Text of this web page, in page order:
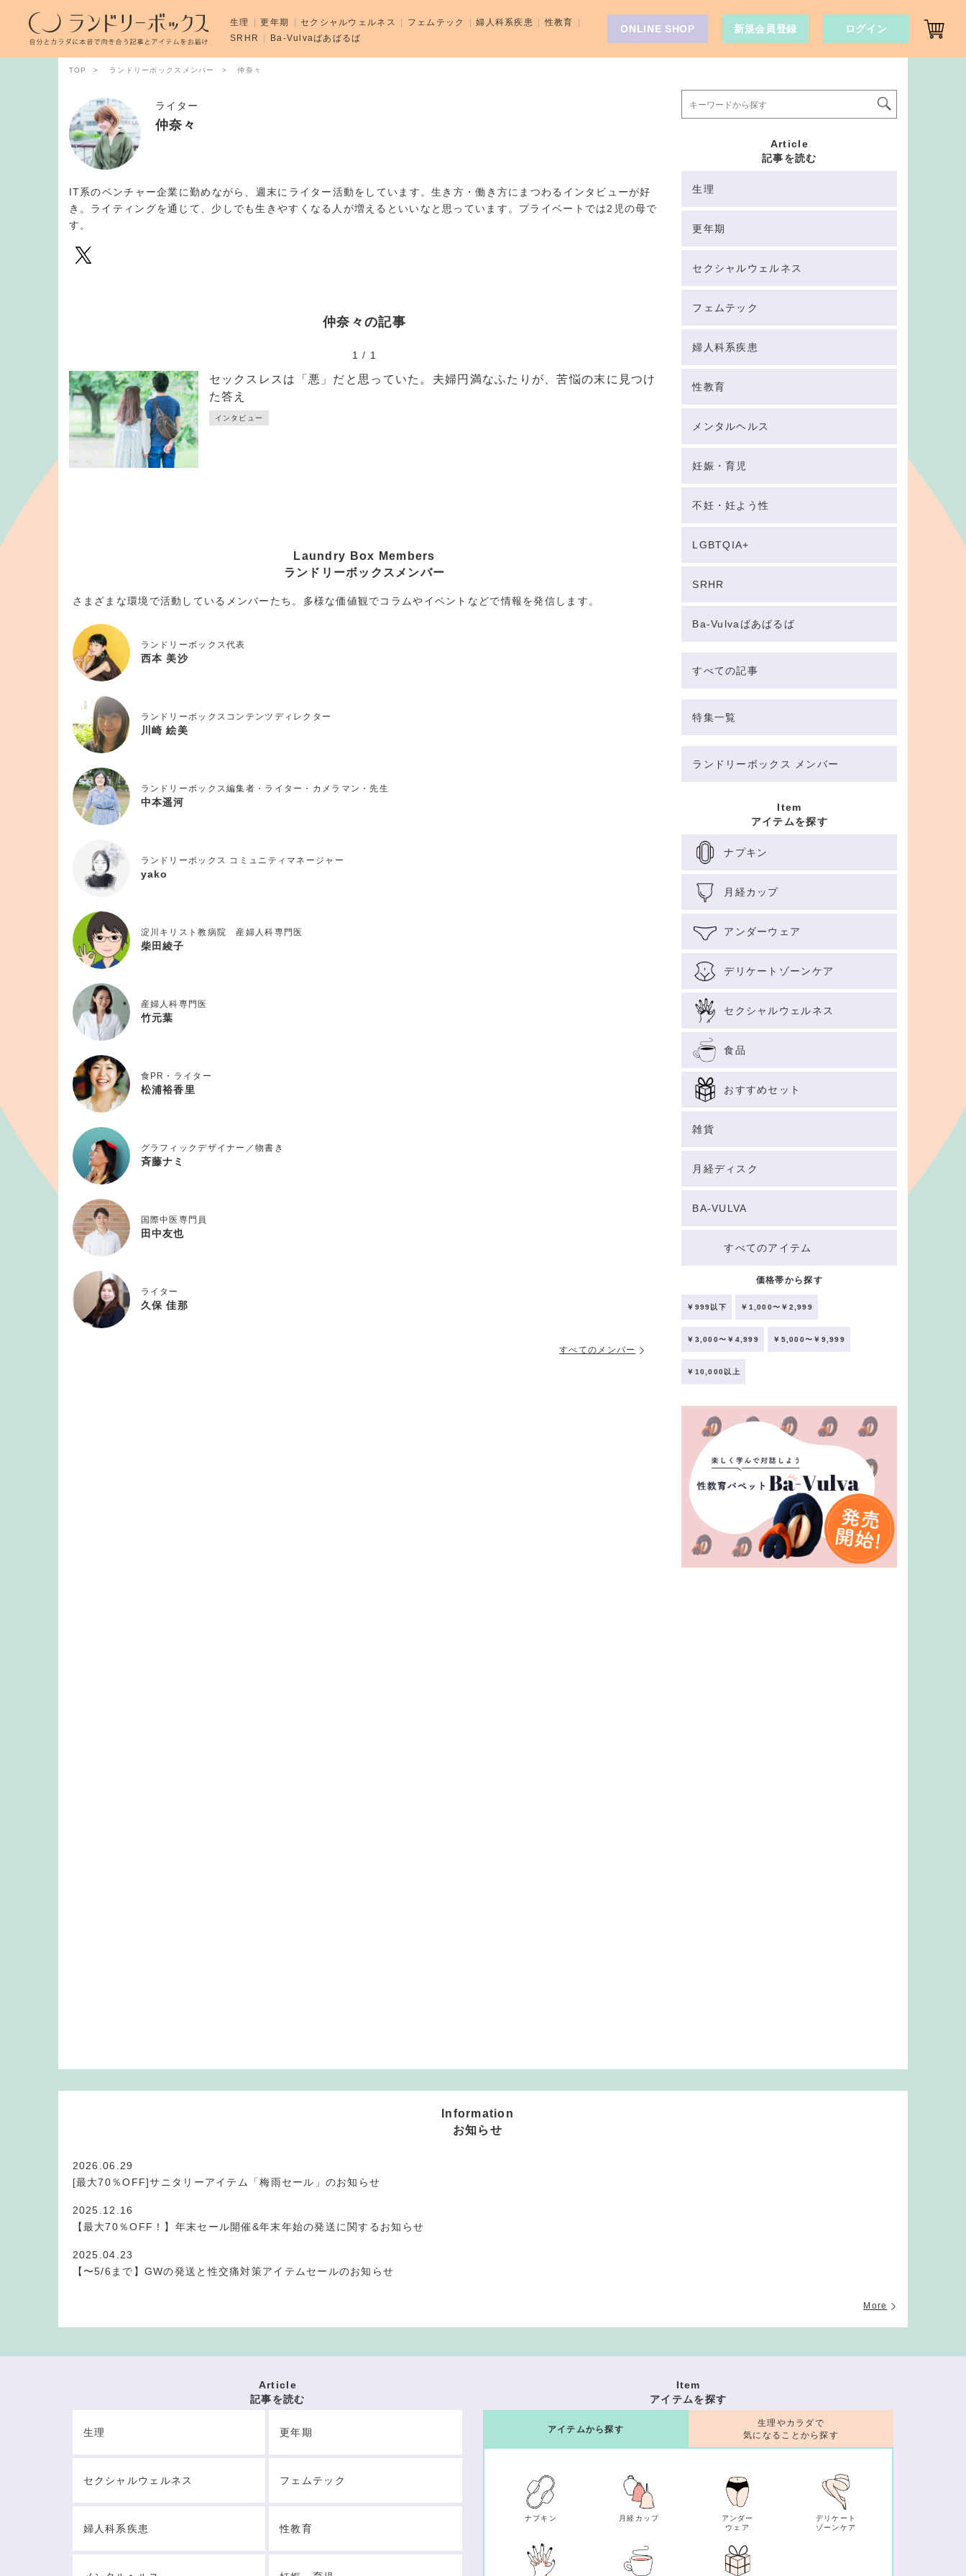
TOP ランドリーボックスメンバー 仲奈々
ライター
仲奈々
IT系のベンチャー企業に勤めながら、週末にライター活動をしています。生き方・働き方にまつわるインタビューが好
き。ライティングを通じて、少しでも生きやすくなる人が増えるといいなと思っています。プライベートでは2児の母で
す。
仲奈々の記事
1 / 1
セックスレスは「悪」だと思っていた。夫婦円満なふたりが、苦悩の末に見つけ
た答え
インタビュー
Laundry Box Members
ランドリーボックスメンバー
さまざまな環境で活動しているメンバーたち。多様な価値観でコラムやイベントなどで情報を発信します。
ランドリーボックス代表
西本 美沙
ランドリーボックスコンテンツディレクター
川崎 絵美
ランドリーボックス編集者・ライター・カメラマン・先生
中本遥河
ランドリーボックス コミュニティマネージャー
yako
淀川キリスト教病院 産婦人科専門医
柴田綾子
産婦人科専門医
竹元葉
食PR・ライター
松浦裕香里
グラフィックデザイナー／物書き
斉藤ナミ
国際中医専門員
田中友也
ライター
久保 佳那
すべてのメンバー
Article
記事を読む
生理
更年期
セクシャルウェルネス
フェムテック
婦人科系疾患
性教育
メンタルヘルス
妊娠・育児
不妊・妊よう性
LGBTQIA+
SRHR
Ba-Vulvaばあばるば
すべての記事
特集一覧
ランドリーボックス メンバー
Item
アイテムを探す
ナプキン
月経カップ
アンダーウェア
デリケートゾーンケア
セクシャルウェルネス
食品
おすすめセット
雑貨
月経ディスク
BA-VULVA
すべてのアイテム
価格帯から探す
￥999以下 ￥1,000〜￥2,999
￥3,000〜￥4,999 ￥5,000〜￥9,999
￥10,000以上
Information
お知らせ
2026.06.29
[最大70％OFF]サニタリーアイテム「梅雨セール」のお知らせ
2025.12.16
【最大70％OFF！】年末セール開催&年末年始の発送に関するお知らせ
2025.04.23
【〜5/6まで】GWの発送と性交痛対策アイテムセールのお知らせ
More
Article
記事を読む
生理 更年期
セクシャルウェルネス フェムテック
婦人科系疾患 性教育
Item
アイテムを探す
アイテムから探す
ナプキン 月経カップ
アンダー
ウェア
デリケート
ゾーンケア
生理やカラダで
気になることから探す
生理 更年期 セクシャルウェルネス フェムテック 婦人科系疾患
性教育
SRHR
Ba-Vulvaばあばるば
ONLINE SHOP 新規会員登録 ログイン